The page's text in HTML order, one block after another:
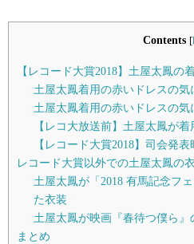
Contents [
【レコード大賞2018】土屋太鳳の
土屋太鳳着用の赤いドレスの気
土屋太鳳着用の赤いドレスの気
【レコ大放送前】土屋太鳳が
【レコード大賞2018】司会発
レコード大賞以外での土屋太鳳の
土屋太鳳が「2018 有馬記念フ
た衣装
土屋太鳳が映画『春待つ僕ら
まとめ